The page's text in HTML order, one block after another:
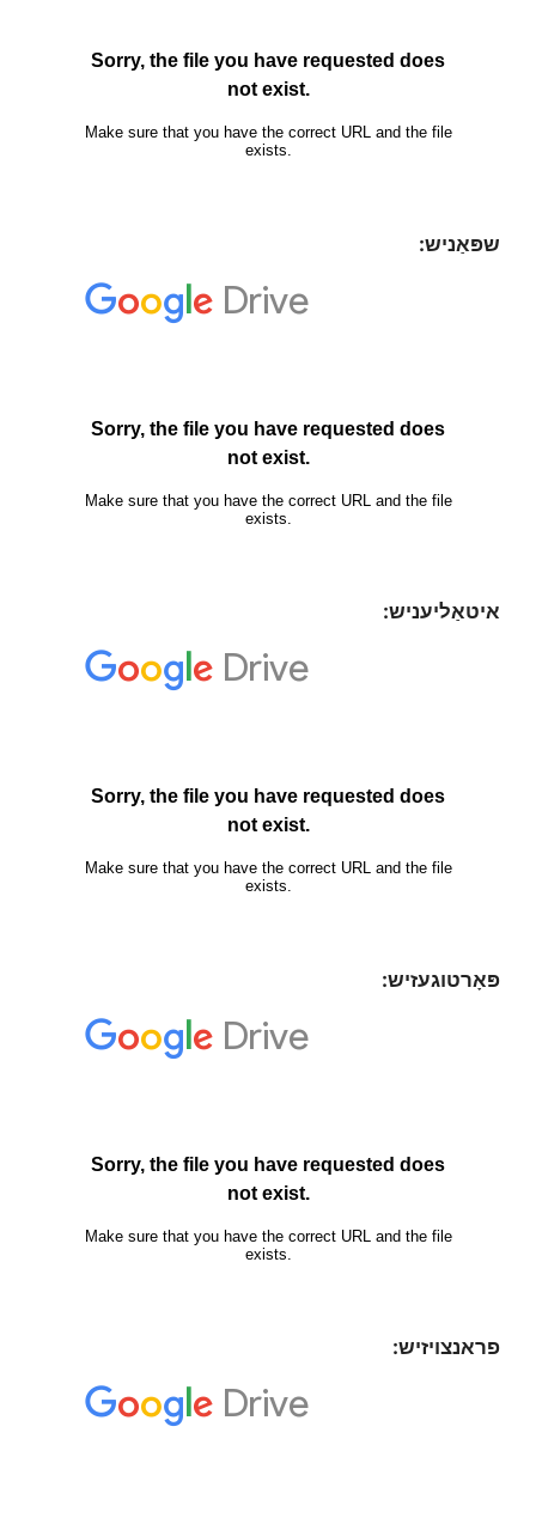
שפּאַניש:
איטאַליעניש:
פּאָרטוגעזיש:
פראנצויזיש: